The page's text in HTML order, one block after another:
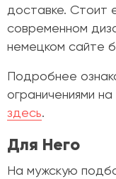
доставке. Стоит
современном
немецком сайте
Подробнее
ограничениями
здесь.
Для Него
На мужскую